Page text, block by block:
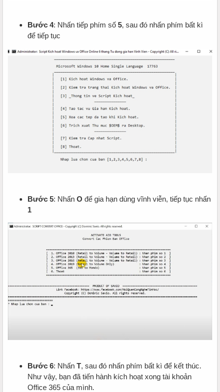
Bước 4: Nhấn tiếp phím số 5, sau đó nhấn phím bất kì
để tiếp tục
Bước 5: Nhấn O để gia hạn dùng vĩnh viễn, tiếp tục nhấn
1
Bước 6: Nhấn T, sau đó nhấn phím bất kì để kết thúc.
Như vậy, bạn đã tiến hành kích hoạt xong tài khoản
Office 365 của mình.